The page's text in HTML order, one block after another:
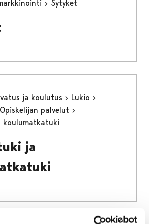
Sytyket
ja koulutus
Lukio
Opiskelijan palvelut
koulumatkatuki
ja